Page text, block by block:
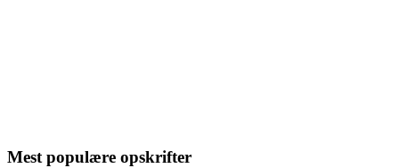
Mest populære opskrifter